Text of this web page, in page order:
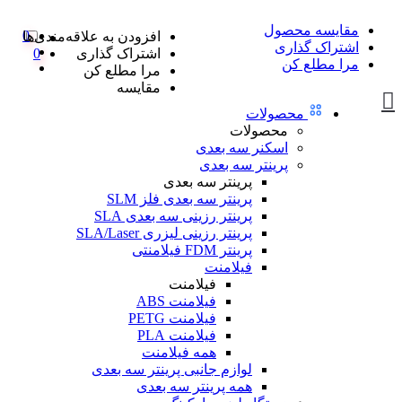
مقایسه محصول
اشتراک گذاری
مرا مطلع کن
0
0
محصولات
محصولات
اسکنر سه بعدی
پرینتر سه بعدی
پرینتر سه بعدی
پرینتر سه بعدی فلز SLM
پرینتر رزینی سه بعدی SLA
پرینتر رزینی لیزری SLA/Laser
پرینتر FDM فیلامنتی
فیلامنت
فیلامنت
فیلامنت ABS
فیلامنت PETG
فیلامنت PLA
همه فیلامنت
لوازم جانبی پرینتر سه بعدی
همه پرینتر سه بعدی
افزودن به علاقه‌مندی‌ها
اشتراک گذاری
مرا مطلع کن
مقایسه